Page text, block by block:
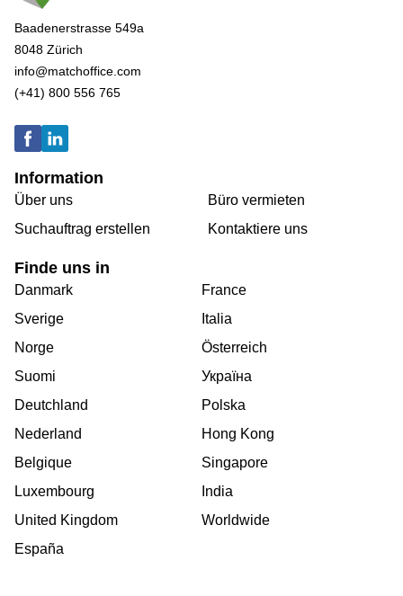
Baadenerstrasse 549a
8048 Zürich
info@matchoffice.com
(+41) 800 556 765
Information
Über uns
Suchauftrag erstellen
Büro vermieten
Kontaktiere uns
Finde uns in
Danmark
Sverige
Norge
Suomi
Deutchland
Nederland
Belgique
Luxembourg
United Kingdom
España
France
Italia
Österreich
Україна
Polska
Hong Kong
Singapore
India
Worldwide